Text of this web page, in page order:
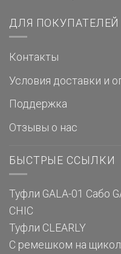
ДЛЯ ПОКУПАТЕЛЕЙ
Контакты
Условия доставки и
Поддержка
Отзывы о нас
БЫСТРЫЕ ССЫЛКИ
Туфли GALA-01 Сабо
CHIC
Туфли CLEARLY
С ремешком на